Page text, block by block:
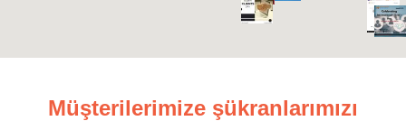
Müşterilerimize şükranlarımızı